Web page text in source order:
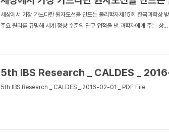
세상에서 가장 가느다란 원자도선을 만드는 물리학자제15회 한국과학상
주요 원리를 규명해 세계 정상 수준의 연구 업적을 낸 과학자에게 주는 상...
5th IBS Research _ CALDES _
5th IBS Research _ CALDES _ 2016-02-01 _ PDF File